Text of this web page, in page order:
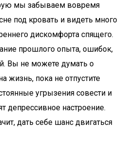
мы забываем вовремя
под кровать и видеть много
дискомфорта спящего.
прошлого опыта, ошибок,
Вы не можете думать о
жизнь, пока не отпустите
угрызения совести и
депрессивное настроение.
дать себе шанс двигаться